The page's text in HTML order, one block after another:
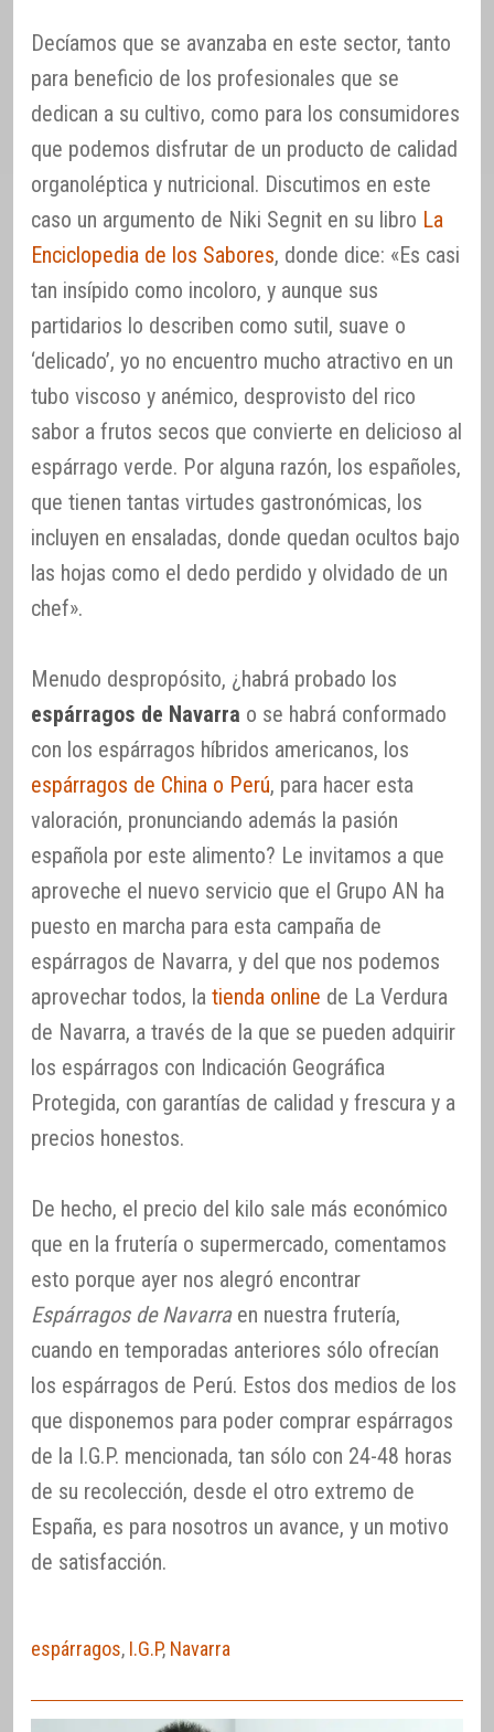
Decíamos que se avanzaba en este sector, tanto
para beneficio de los profesionales que se
dedican a su cultivo, como para los consumidores
que podemos disfrutar de un producto de calidad
organoléptica y nutricional. Discutimos en este
caso un argumento de Niki Segnit en su libro La
Enciclopedia de los Sabores, donde dice: «Es casi
tan insípido como incoloro, y aunque sus
partidarios lo describen como sutil, suave o
‘delicado’, yo no encuentro mucho atractivo en un
tubo viscoso y anémico, desprovisto del rico
sabor a frutos secos que convierte en delicioso al
espárrago verde. Por alguna razón, los españoles,
que tienen tantas virtudes gastronómicas, los
incluyen en ensaladas, donde quedan ocultos bajo
las hojas como el dedo perdido y olvidado de un
chef».
Menudo despropósito, ¿habrá probado los
espárragos de Navarra o se habrá conformado
con los espárragos híbridos americanos, los
espárragos de China o Perú, para hacer esta
valoración, pronunciando además la pasión
española por este alimento? Le invitamos a que
aproveche el nuevo servicio que el Grupo AN ha
puesto en marcha para esta campaña de
espárragos de Navarra, y del que nos podemos
aprovechar todos, la tienda online de La Verdura
de Navarra, a través de la que se pueden adquirir
los espárragos con Indicación Geográfica
Protegida, con garantías de calidad y frescura y a
precios honestos.
De hecho, el precio del kilo sale más económico
que en la frutería o supermercado, comentamos
esto porque ayer nos alegró encontrar
Espárragos de Navarraen nuestra frutería,
cuando en temporadas anteriores sólo ofrecían
los espárragos de Perú. Estos dos medios de los
que disponemos para poder comprar espárragos
de la I.G.P. mencionada, tan sólo con 24-48 horas
de su recolección, desde el otro extremo de
España, es para nosotros un avance, y un motivo
de satisfacción.
espárragos, I.G.P, Navarra